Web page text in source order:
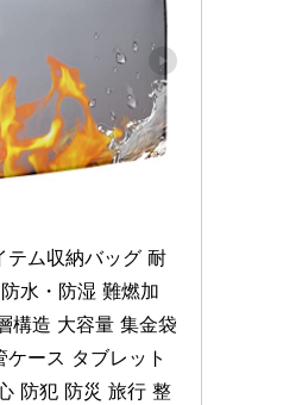
テム収納バッグ 耐
水・防湿 難燃加
構造 大容量 集金袋
ケース タブレット
防犯 防災 旅行 整